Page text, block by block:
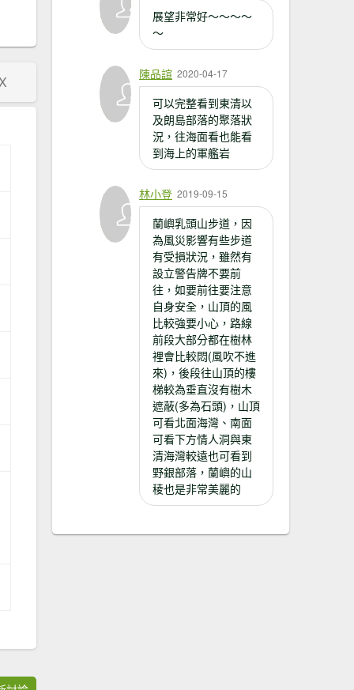
展望非常好～～～～
～
陳品諠 2020-04-17
可以完整看到東清以
及朗島部落的聚落狀
況，往海面看也能看
到海上的軍艦岩
林小登 2019-09-15
蘭嶼乳頭山步道，因
為風災影響有些步道
有受損狀況，雖然有
設立警告牌不要前
往，如要前往要注意
自身安全，山頂的風
比較強要小心，路線
前段大部分都在樹林
裡會比較悶(風吹不進
來)，後段往山頂的樓
梯較為垂直沒有樹木
遮蔽(多為石頭)，山頂
可看北面海灣、南面
可看下方情人洞與東
清海灣較遠也可看到
野銀部落，蘭嶼的山
稜也是非常美麗的